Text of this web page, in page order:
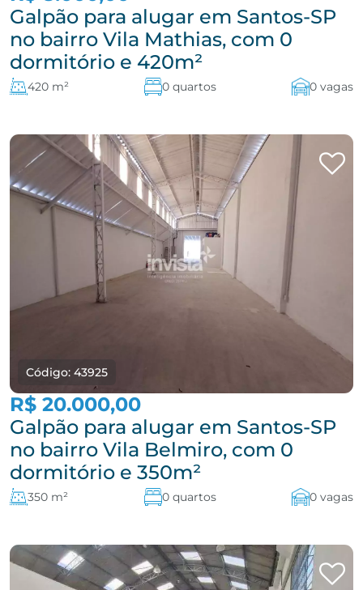
Galpão para alugar em Santos-SP
no bairro Vila Mathias, com 0
dormitório e 420m²
420 m² 0 quartos 0 vagas
Código: 43925
R$ 20.000,00
Galpão para alugar em Santos-SP
no bairro Vila Belmiro, com 0
dormitório e 350m²
350 m² 0 quartos 0 vagas